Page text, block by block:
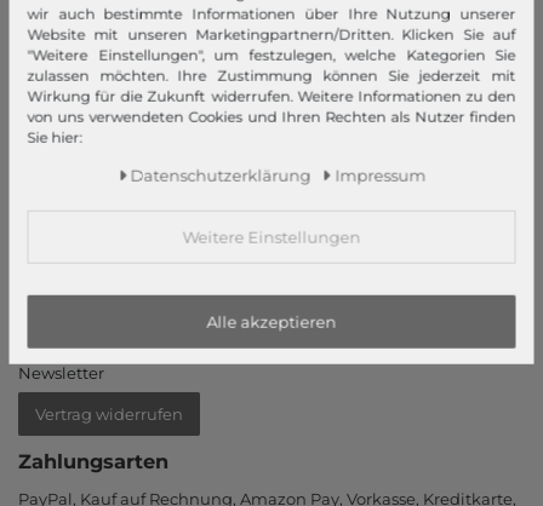
Unsere Stores
Mein Konto
Login
Neukunde?
Informationen
Newsletter
Vertrag widerrufen
Zahlungsarten
PayPal, Kauf auf Rechnung, Amazon Pay, Vor­kasse, Kredit­karte,
wir auch bestimmte Informationen über Ihre Nutzung unserer
Website mit unseren Marketingpartnern/Dritten. Klicken Sie auf
"Weitere Einstellungen", um festzulegen, welche Kategorien Sie
zulassen möchten. Ihre Zustimmung können Sie jederzeit mit
Wirkung für die Zukunft widerrufen. Weitere Informationen zu den
von uns verwendeten Cookies und Ihren Rechten als Nutzer finden
Sie hier:
Daten­schutz­erklärung Impressum
Weitere Einstellungen
Alle akzeptieren